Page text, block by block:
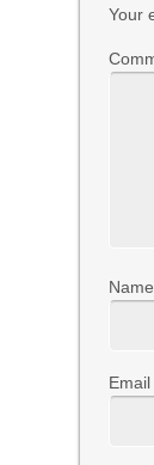
Your
Name
Email